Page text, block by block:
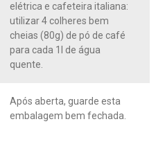
elétrica e cafeteira italiana:
utilizar 4 colheres bem
cheias (80g) de pó de café
para cada 1l de água
quente.
Após aberta, guarde esta
embalagem bem fechada.